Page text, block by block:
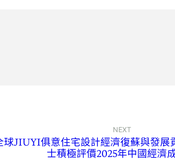
NEXT
球JIUYI俱意住宅設計經濟復蘇與發
士積極評價2025年中國經濟